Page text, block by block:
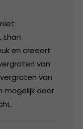
than
en creeert
van
van
mogelijk door